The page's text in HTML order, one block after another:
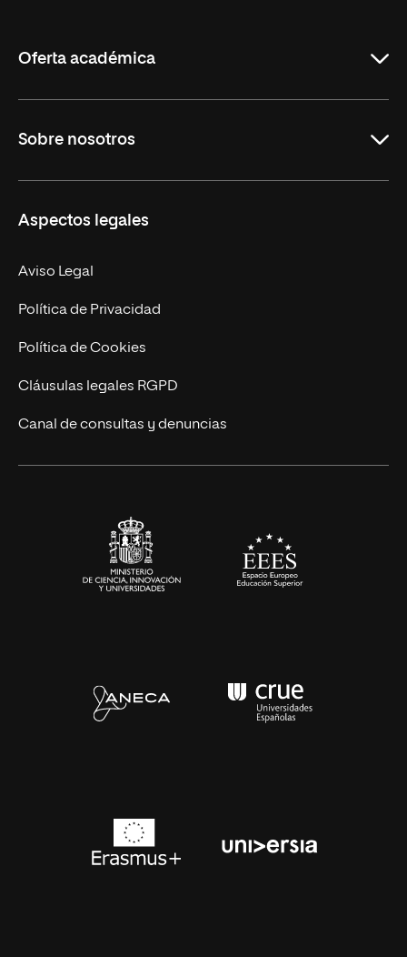
Oferta académica
Másteres Oficiales
Másteres Propios
Doctorados
Experto Universitario
Postgrados
Cursos Universitarios
Sobre nosotros
Facultades
Nuestro Equipo
Trabaja en UNIR
Actualidad
UNIR Revista
Eventos
Aspectos legales
Aviso Legal
Política de Privacidad
Política de Cookies
Cláusulas legales RGPD
Canal de consultas y denuncias